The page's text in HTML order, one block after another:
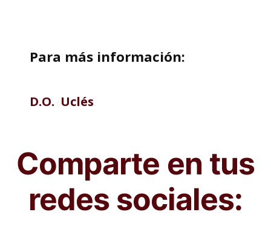
Para más información:
D.O. Uclés
Comparte en tus
redes sociales: